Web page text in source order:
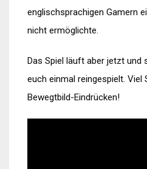
englischsprachigen Gamern
nicht ermöglichte.
Das Spiel läuft aber jetzt und
euch einmal reingespielt. Viel
Bewegtbild-Eindrücken!